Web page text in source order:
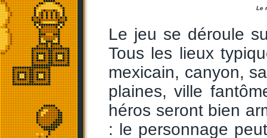
Le
Le jeu se déroule
Tous les lieux
mexicain, canyon,
plaines, ville
héros seront bien
: le personnage